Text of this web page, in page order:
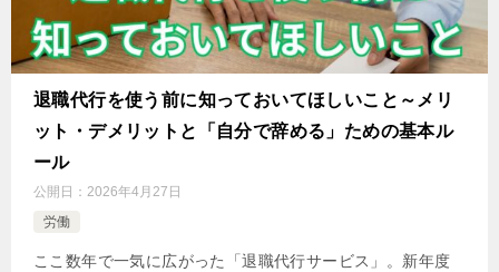
退職代行を使う前に知っておいてほしいこと～メリ
ット・デメリットと「自分で辞める」ための基本ル
ール
公開日： 2026年4月27日
労働
ここ数年で一気に広がった「退職代行サービス」。新年度